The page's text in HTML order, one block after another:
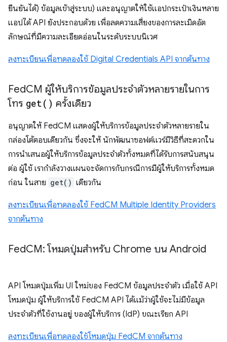
ยืนยันได้) ข้อมูลเข้าสู่ระบบ) และอนุญาตให้ใช้แอปกระเป๋าเงินหลาย
แอปได้ API ยังประกอบด้วย เพื่อลดความเสี่ยงของการละเมิดอัต
ลักษณ์ที่มีความละเอียดอ่อนในระดับระบบนิเวศ
ลงทะเบียนเพื่อทดลองใช้ Digital Credentials API จากต้นทาง
FedCM ผู้ให้บริการข้อมูลประจำตัวหลายรายในการ
โทร get( ) ครั้งเดียว
อนุญาตให้ FedCM แสดงผู้ให้บริการข้อมูลประจำตัวหลายรายใน
กล่องโต้ตอบเดียวกัน ซึ่งจะให้ นักพัฒนาซอฟต์แวร์มีวิธีที่สะดวกใน
การนำเสนอผู้ให้บริการข้อมูลประจำตัวทั้งหมดที่ได้รับการสนับสนุน
ต่อ ผู้ใช้ เรากำลังวางแผนจะจัดการกับกรณีการมีผู้ให้บริการทั้งหมด
ก่อน ในสาย get() เดียวกัน
ลงทะเบียนเพื่อทดลองใช้ FedCM Multiple Identity Providers
จากต้นทาง
FedCM: โหมดปุ่มสำหรับ Chrome บน Android
API โหมดปุ่มเพิ่ม UI ใหม่ของ FedCM ข้อมูลประจำตัว เมื่อใช้ API
โหมดปุ่ม ผู้ให้บริการใช้ FedCM API ได้แม้ว่าผู้ใช้จะไม่มีข้อมูล
ประจำตัวที่ใช้งานอยู่ ของผู้ให้บริการ (IdP) ขณะเรียก API
ลงทะเบียนเพื่อทดลองใช้โหมดปุ่ม FedCM จากต้นทาง